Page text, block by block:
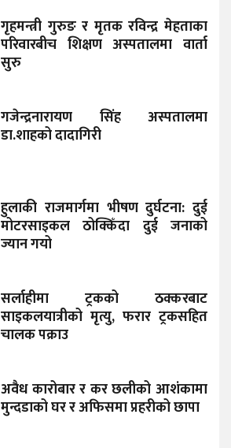
गृहमन्त्री गुरुङ र मृतक रविन्द्र मेहताका
परिवारबीच शिक्षण अस्पतालमा वार्ता
सुरु
गजेन्द्रनारायण सिंह अस्पतालमा
डा.शाहको दादागिरी
हुलाकी राजमार्गमा भीषण दुर्घटना: दुई
मोटरसाइकल ठोक्किँदा दुई जनाको
ज्यान गयो
सर्लाहीमा ट्रकको ठक्करबाट
साइकलयात्रीको मृत्यु, फरार ट्रकसहित
चालक पक्राउ
अवैध कारोबार र कर छलीको आशंकामा
मुन्दडाको घर र अफिसमा प्रहरीको छापा